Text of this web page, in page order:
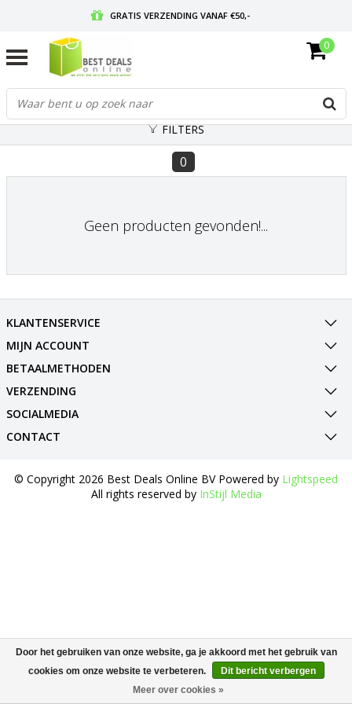
GRATIS VERZENDING VANAF €50,-
GRATIS RETOURNEREN EN 30 DAGEN BEDENKTIJD
0
FILTERS
0
Geen producten gevonden!...
KLANTENSERVICE
MIJN ACCOUNT
BETAALMETHODEN
VERZENDING
SOCIALMEDIA
CONTACT
© Copyright 2026 Best Deals Online BV Powered by Lightspeed
All rights reserved by InStijl Media
Door het gebruiken van onze website, ga je akkoord met het gebruik van
cookies om onze website te verbeteren.
Dit bericht verbergen
Meer over cookies »